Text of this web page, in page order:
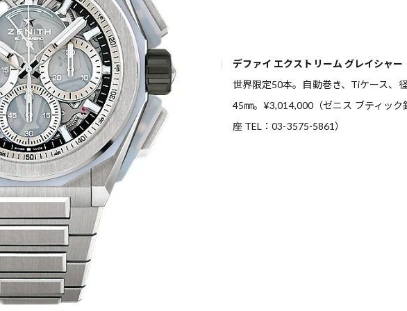
デファイ エクストリーム グレイシャー
世界限定50本。自動巻き、Tiケース、
45㎜。¥3,014,000（ゼニス ブティック
座 TEL：03-3575-5861）